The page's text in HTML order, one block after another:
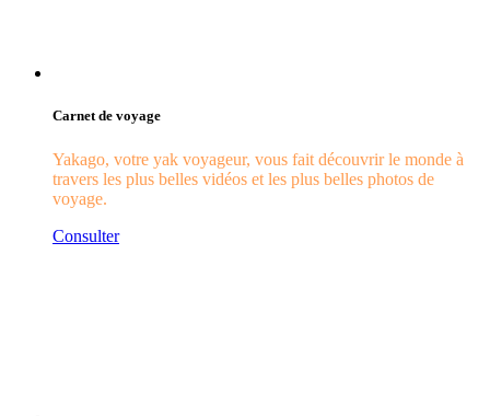
Carnet de voyage
Yakago, votre yak voyageur, vous fait découvrir le monde à
travers les plus belles vidéos et les plus belles photos de
voyage.
Consulter